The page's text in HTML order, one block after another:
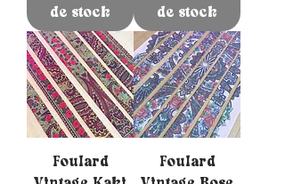
de stock
de stock
Foulard
Foulard